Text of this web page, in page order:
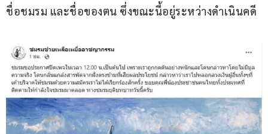
ชื่อชมรม และชื่อของตน ซึ่งขณะนี้อยู่ระหว่างดำเนินคดี